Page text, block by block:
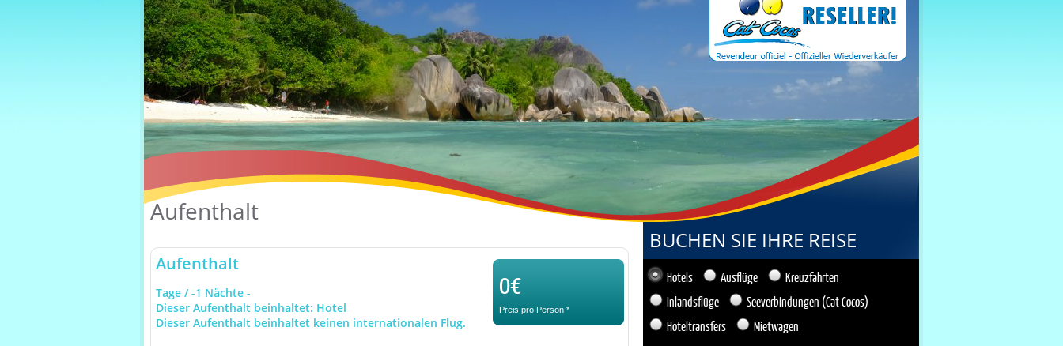
Aufenthalt
Aufenthalt
Tage / -1 Nächte -
Dieser Aufenthalt beinhaltet: Hotel
Dieser Aufenthalt beinhaltet keinen internationalen Flug.
0€
Preis pro Person *
BUCHEN SIE IHRE REISE
Hotels Ausflüge
Kreuzfahrten
Inlandsflüge
Seeverbindungen (Cat Cocos)
Hoteltransfers
Mietwagen